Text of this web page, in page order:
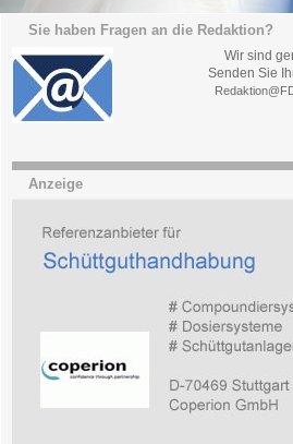
Sie haben Fragen an die Redaktion?
Wir sind
Senden Sie
Anzeige